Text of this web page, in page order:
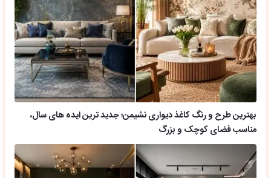
بهترین طرح و رنگ کاغذ دیواری نشیمن؛ جدید ترین ایده های سال،
مناسب فضای کوچک و بزرگ